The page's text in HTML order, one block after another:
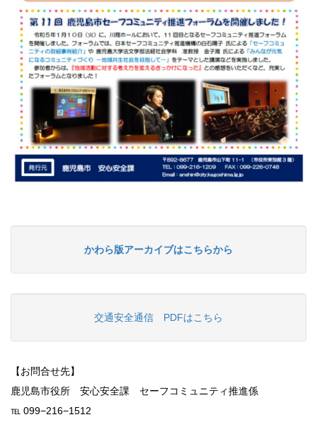
かわら版アーカイブはこちらから
交通安全通信 PDFはこちら
【お問合せ先】
鹿児島市役所 安心安全課 セーフコミュニティ推進係
℡ 099−216−1512